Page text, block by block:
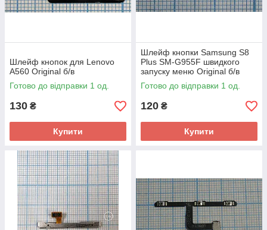
Шлейф кнопок для Lenovo
A560 Original б/в
Готово до відправки 1 од.
130 ₴
Купити
Шлейф кнопки Samsung S8
Plus SM-G955F швидкого
запуску меню Original б/в
Готово до відправки 1 од.
120 ₴
Купити